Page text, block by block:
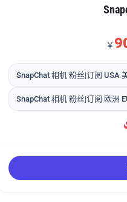
￥
SnapChat 相机 粉丝|订阅 USA
SnapChat 相机 粉丝|订阅 欧洲